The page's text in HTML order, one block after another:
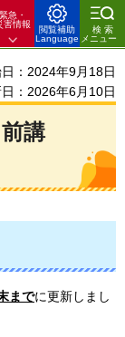
緊急・
害情報
閲覧補助
Language
検索
メニュー
：2024年9月18日
：2026年6月10日
講
までに更新しまし